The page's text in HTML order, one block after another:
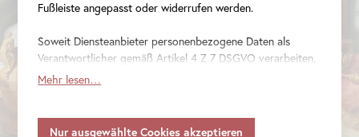
Fußleiste angepasst oder widerrufen werden.
Soweit Diensteanbieter personenbezogene Daten als
Verantwortlicher gemäß Artikel 4 Z 7 DSGVO verarbeiten,
gilt Ihre Einwilligung auch für die Weitergabe an den
Daten in Staaten ohne Vorliegen eines
Mehr lesen…